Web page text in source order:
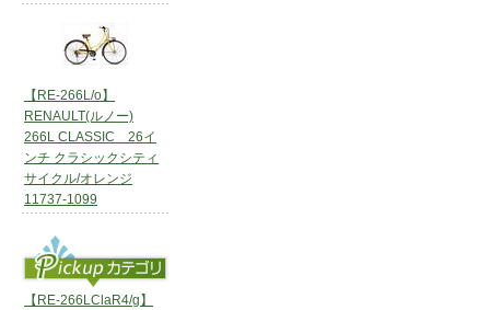
【RE-266L/o】
RENAULT(ルノー)
266L CLASSIC 26イ
ンチ クラシックシティ
サイクル/オレンジ
11737-1099
【RE-266LClaR4/g】